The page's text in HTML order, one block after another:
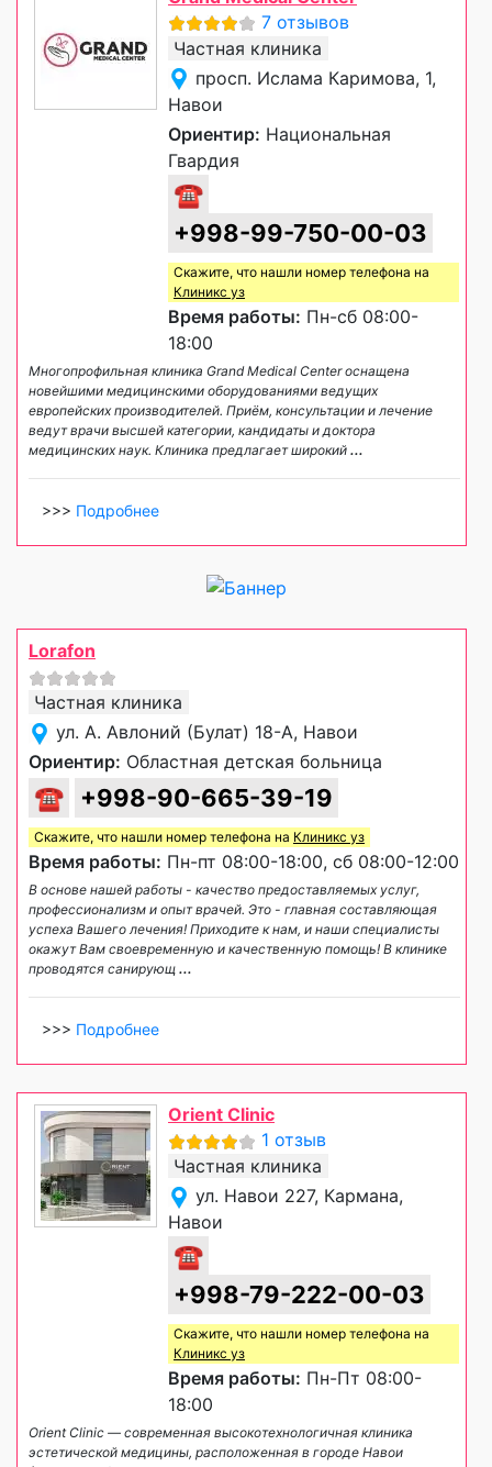
7 отзывов
Частная клиника
просп. Ислама Каримова, 1,
Навои
Ориентир: Национальная
Гвардия
☎
+998-99-750-00-03
Скажите, что нашли номер телефона на
Клиникс уз
Время работы: Пн-сб 08:00-
18:00
Многопрофильная клиника Grand Medical Center оснащена
новейшими медицинскими оборудованиями ведущих
европейских производителей. Приём, консультации и лечение
ведут врачи высшей категории, кандидаты и доктора
медицинских наук. Клиника предлагает широкий ...
>>> Подробнее
Lorafon
Частная клиника
ул. А. Авлоний (Булат) 18-А, Навои
Ориентир: Областная детская больница
☎ +998-90-665-39-19
Скажите, что нашли номер телефона на Клиникс уз
Время работы: Пн-пт 08:00-18:00, сб 08:00-12:00
В основе нашей работы - качество предоставляемых услуг,
профессионализм и опыт врачей. Это - главная составляющая
успеха Вашего лечения! Приходите к нам, и наши специалисты
окажут Вам своевременную и качественную помощь! В клинике
проводятся санирующ ...
>>> Подробнее
Orient Clinic
1 отзыв
Частная клиника
ул. Навои 227, Кармана,
Навои
☎
+998-79-222-00-03
Скажите, что нашли номер телефона на
Клиникс уз
Время работы: Пн-Пт 08:00-
18:00
Orient Clinic — современная высокотехнологичная клиника
эстетической медицины, расположенная в городе Навои